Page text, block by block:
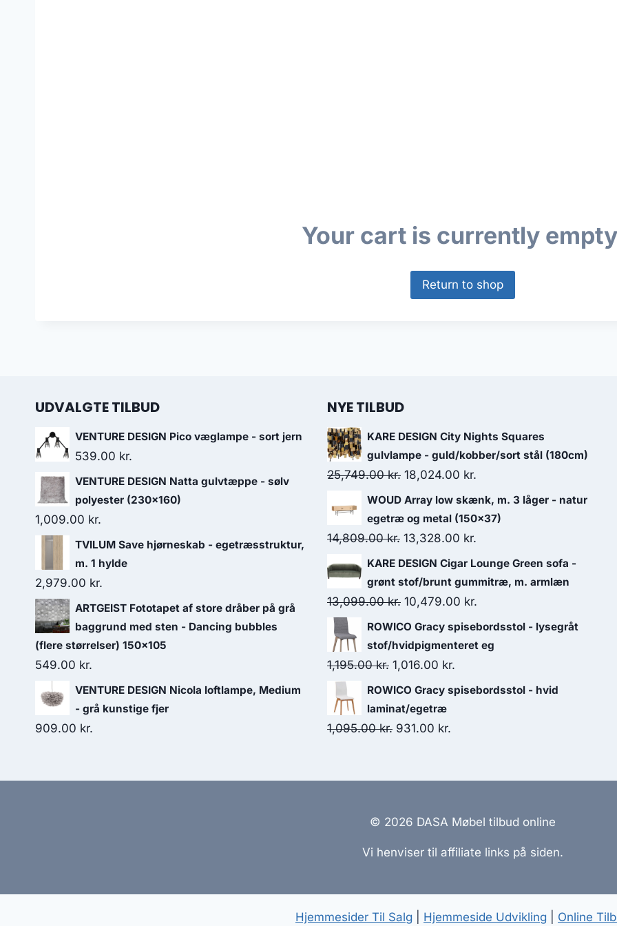
Your cart is currently
Return to shop
UDVALGTE TILBUD
VENTURE DESIGN Pico væglampe - sort jern
539.00 kr.
VENTURE DESIGN Natta gulvtæppe - sølv
polyester (230x160)
1,009.00 kr.
TVILUM Save hjørneskab - egetræsstruktur,
m. 1 hylde
2,979.00 kr.
ARTGEIST Fototapet af store dråber på grå
baggrund med sten - Dancing bubbles
(flere størrelser) 150x105
549.00 kr.
VENTURE DESIGN Nicola loftlampe, Medium
- grå kunstige fjer
909.00 kr.
NYE TILBUD
KARE DESIGN City Nights Squares
gulvlampe - guld/kobber/sort stål (180cm)
25,749.00kr. 18,024.00 kr.
WOUD Array low skænk, m. 3 låger - natur
egetræ og metal (150x37)
14,809.00kr. 13,328.00 kr.
KARE DESIGN Cigar Lounge Green sofa -
grønt stof/brunt gummitræ, m. armlæn
13,099.00kr. 10,479.00 kr.
ROWICO Gracy spisebordsstol - lysegråt
stof/hvidpigmenteret eg
1,195.00kr. 1,016.00 kr.
ROWICO Gracy spisebordsstol - hvid
laminat/egetræ
1,095.00kr. 931.00 kr.
© 2026 DASA Møbel tilbud online
Vi henviser til affiliate links på siden.
Hjemmesider Til Salg Hjemmeside Udvikling Online